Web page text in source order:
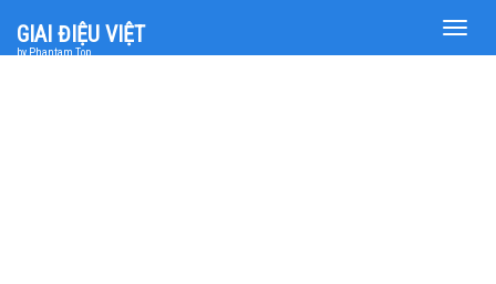
Toggle
GIAI ĐIỆU VIỆT
by Phantam Top